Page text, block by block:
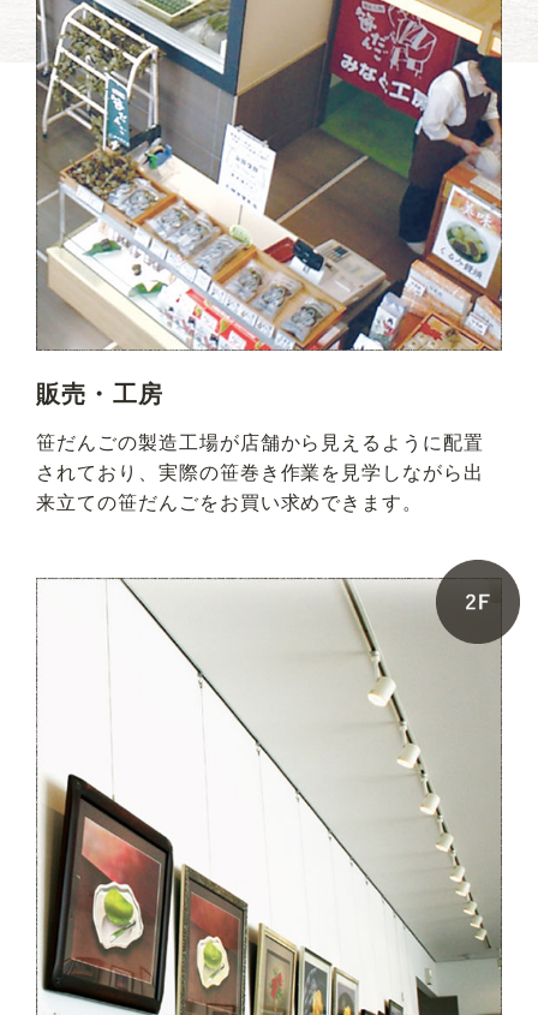
販売・工房
笹だんごの製造工場が店舗から見えるように配置
されており、実際の笹巻き作業を見学しながら出
来立ての笹だんごをお買い求めできます。